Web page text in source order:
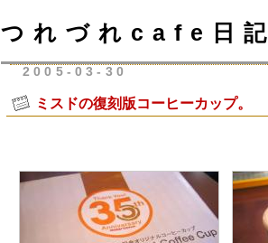
つれづれcafe日記
2005-03-30
ミスドの復刻版コーヒーカップ。